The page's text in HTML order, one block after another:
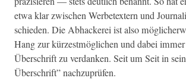
etwa klar zwis­chen Wer­be­tex­tern und
schieden. Die Abhack­erei ist also
Hang zur kürzest­möglichen und dabei
Über­schrift zu ver­danken. Seit um Seit in
Über­schrift” nachzuprüfen.